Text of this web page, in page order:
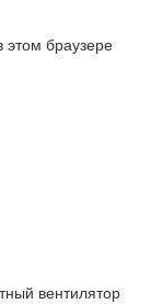
браузере